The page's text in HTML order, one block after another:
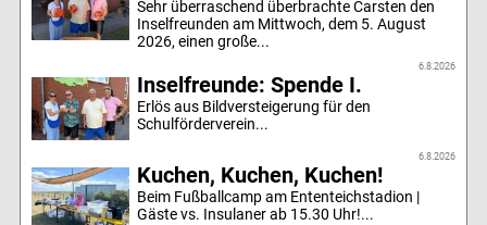
Sehr überraschend überbrachte Carsten den
Inselfreunden am Mittwoch, dem 5. August
2026, einen große...
6.8.2026
Inselfreunde: Spende I.
Erlös aus Bildversteigerung für den
Schulförderverein...
6.8.2026
Kuchen, Kuchen, Kuchen!
Beim Fußballcamp am Ententeichstadion |
Gäste vs. Insulaner ab 15.30 Uhr!...